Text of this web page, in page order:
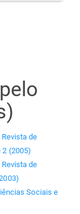
Revista de
2 (2005)
Revista de
Sociais e